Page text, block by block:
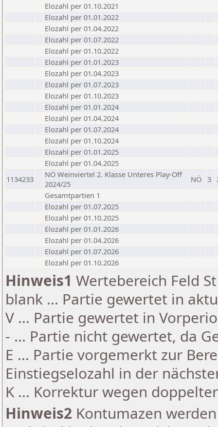
Elozahl per 01.10.2021
Elozahl per 01.01.2022
Elozahl per 01.04.2022
Elozahl per 01.07.2022
Elozahl per 01.10.2022
Elozahl per 01.01.2023
Elozahl per 01.04.2023
Elozahl per 01.07.2023
Elozahl per 01.10.2023
Elozahl per 01.01.2024
Elozahl per 01.04.2024
Elozahl per 01.07.2024
Elozahl per 01.10.2024
Elozahl per 01.01.2025
Elozahl per 01.04.2025
1134233
NÖ Weinviertel 2. Klasse Unteres Play-Off
2024/25
NÖ 3
Gesamtpartien 1
Elozahl per 01.07.2025
Elozahl per 01.10.2025
Elozahl per 01.01.2026
Elozahl per 01.04.2026
Elozahl per 01.07.2026
Elozahl per 01.10.2026
Hinweis1 Wertebereich Feld
blank ... Partie gewertet in
V ... Partie gewertet in
- ... Partie nicht gewertet, da
E ... Partie vorgemerkt zur
Einstiegselozahl in der
K ... Korrektur wegen
Hinweis2 Kontumazen